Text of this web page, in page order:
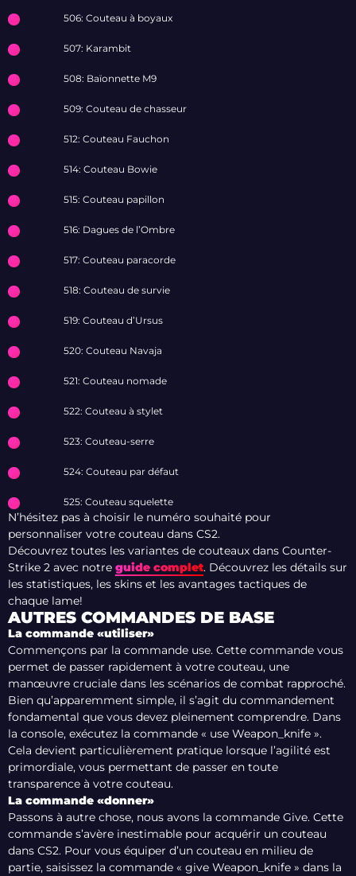
506: Couteau à boyaux
507: Karambit
508: Baïonnette M9
509: Couteau de chasseur
512: Couteau Fauchon
514: Couteau Bowie
515: Couteau papillon
516: Dagues de l’Ombre
517: Couteau paracorde
518: Couteau de survie
519: Couteau d’Ursus
520: Couteau Navaja
521: Couteau nomade
522: Couteau à stylet
523: Couteau-serre
524: Couteau par défaut
525: Couteau squelette
N’hésitez pas à choisir le numéro souhaité pour
personnaliser votre couteau dans CS2.
Découvrez toutes les variantes de couteaux dans Counter-
Strike 2 avec notre guide complet. Découvrez les détails sur
les statistiques, les skins et les avantages tactiques de
chaque lame!
AUTRES COMMANDES DE BASE
La commande «utiliser»
Commençons par la commande use. Cette commande vous
permet de passer rapidement à votre couteau, une
manœuvre cruciale dans les scénarios de combat rapproché.
Bien qu’apparemment simple, il s’agit du commandement
fondamental que vous devez pleinement comprendre. Dans
la console, exécutez la commande « use Weapon_knife ».
Cela devient particulièrement pratique lorsque l’agilité est
primordiale, vous permettant de passer en toute
transparence à votre couteau.
La commande «donner»
Passons à autre chose, nous avons la commande Give. Cette
commande s’avère inestimable pour acquérir un couteau
dans CS2. Pour vous équiper d’un couteau en milieu de
partie, saisissez la commande « give Weapon_knife » dans la